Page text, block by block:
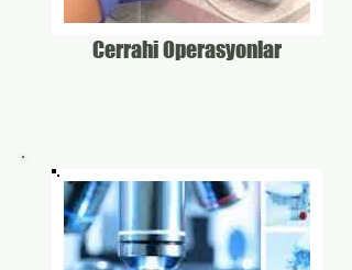
Cerrahi Operasyonlar